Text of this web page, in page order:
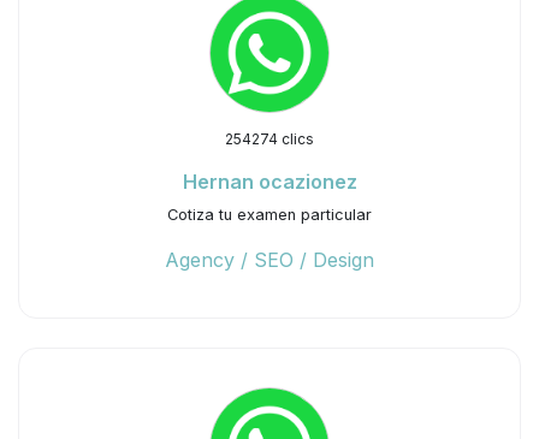
254274 clics
Hernan ocazionez
Cotiza tu examen particular
Agency / SEO / Design